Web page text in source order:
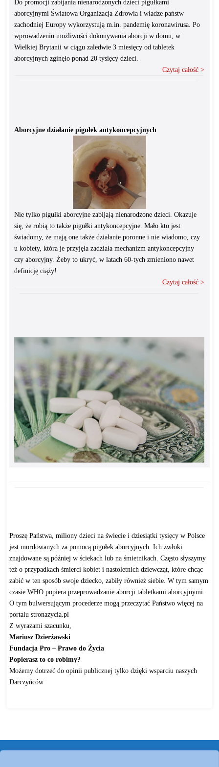
Do promocji zabijania nienarodzonych dzieci pigułkami
aborcyjnymi Światowa Organizacja Zdrowia i władze państw
zachodniej Europy wykorzystują m.in. pandemię koronawirusa. Po
wprowadzeniu możliwości dokonywania aborcji w domu, w
Wielkiej Brytanii w ciągu zaledwie 3 miesięcy od tabletek
aborcyjnych zginęło ponad 20 tysięcy dzieci.
Czytaj całość >
Aborcyjne działanie pigułek antykoncepcyjnych
Nie tylko pigułki aborcyjne zabijają nienarodzone dzieci. Okazuje
się, że robią to także pigułki antykoncepcyjne. Mało kto jest
świadomy, że mają one także działanie poronne i nie wiadomo, czy
u kobiety, która je przyjęła zadziała mechanizm antykoncepcyjny
czy aborcyjny. Żeby to ukryć, w latach 60-tych zmieniono nawet
definicję ciąży!
Czytaj całość >
Proszę Państwa, miliony dzieci na świecie i dziesiątki tysięcy w Polsce
jest mordowanych za pomocą pigułek aborcyjnych. Ich zwłoki
znajdowane są później w ściekach lub na śmietnikach. Często słyszymy
też o przypadkach śmierci kobiet i nastoletnich dziewcząt, które chcąc
zabić w ten sposób swoje dziecko, zabiły również siebie. W tym samym
czasie WHO popiera przeprowadzanie aborcji tabletkami aborcyjnymi.
O tym bulwersującym procederze mogą przeczytać Państwo więcej na
portalu stronazycia.pl
Z wyrazami szacunku,
Mariusz Dzierżawski
Fundacja Pro – Prawo do Życia
Popierasz to co robimy?
Możemy dotrzeć do opinii publicznej tylko dzięki wsparciu naszych
Darczyńców